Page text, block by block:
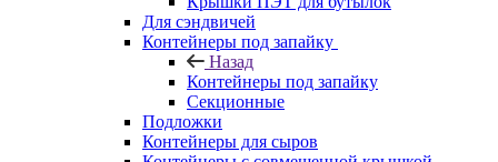
Для сэндвичей
Контейнеры под запайку
Назад
Контейнеры под запайку
Секционные
Подложки
Контейнеры для сыров